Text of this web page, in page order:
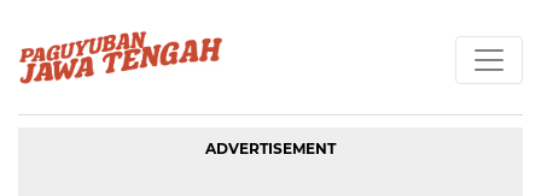
ADVERTISEMENT